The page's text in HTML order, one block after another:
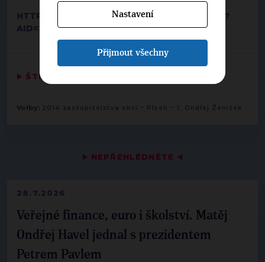
▶ NEPŘEHLÉDNĚTE ◀
28.7.2026
Veřejné finance, euro i školství. Matěj
Ondřej Havel jednal s prezidentem
Petrem Pavlem
HTTP://M.NOVINKY.CZ/VASE-ZPRAVY/ZPRAVA?
AID=26868
▶ ŠTÍTKY
Volby: 2014 zastupitelstva obcí - Plzeň - 1. Ondřej Ženíšek
Nastavení
Přijmout všechny